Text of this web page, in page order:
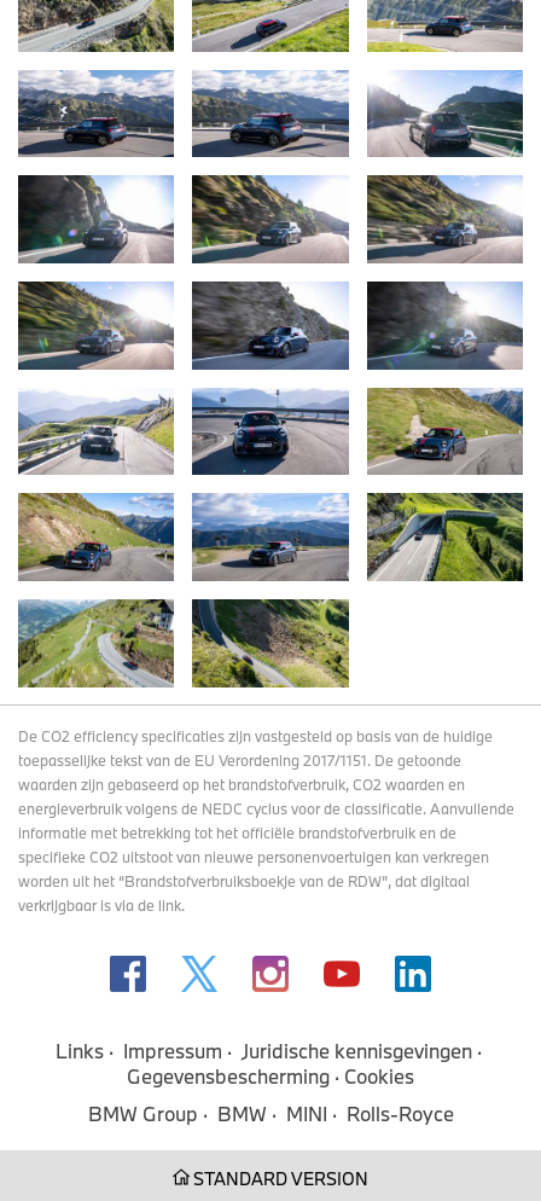
De CO2 efficiency specificaties zijn vastgesteld op basis van de huidige
toepasselijke tekst van de EU Verordening 2017/1151. De getoonde
waarden zijn gebaseerd op het brandstofverbruik, CO2 waarden en
energieverbruik volgens de NEDC cyclus voor de classificatie. Aanvullende
informatie met betrekking tot het officiële brandstofverbruik en de
specifieke CO2 uitstoot van nieuwe personenvoertuigen kan verkregen
worden uit het “Brandstofverbruiksboekje van de RDW”, dat digitaal
verkrijgbaaris via de link.
Links Impressum
Juridische kennisgevingen
Gegevensbescherming
Cookies
BMW Group
BMW MINI Rolls-Royce
STANDARD VERSION